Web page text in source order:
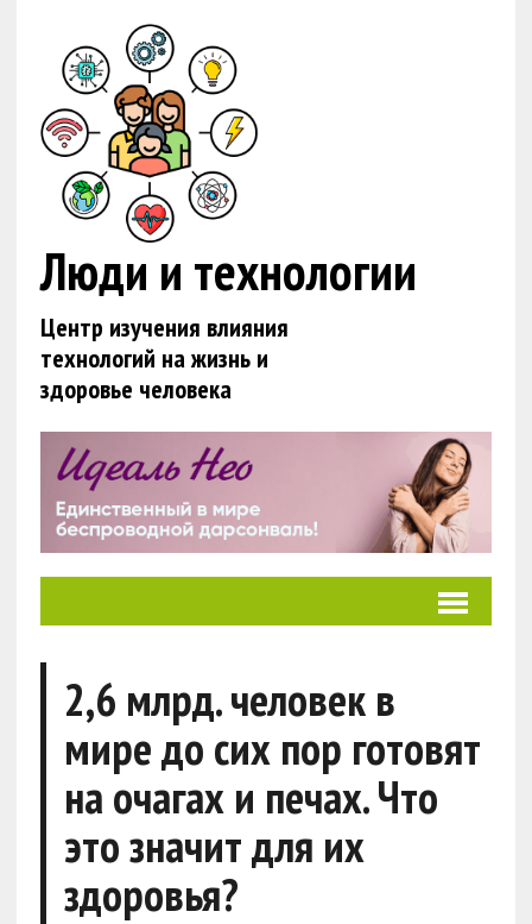
Люди и технологии
Центр изучения влияния
технологий на жизнь и
здоровье человека
2,6 млрд. человек в
мире до сих пор готовят
на очагах и печах. Что
это значит для их
здоровья?